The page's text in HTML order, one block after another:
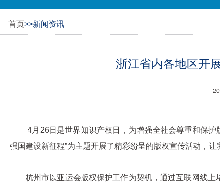
首页>>新闻资讯
浙江省内各地区开
4月26日是世界知识产权日，为增强全社会尊重和保
强国建设新征程”为主题开展了精彩纷呈的版权宣传活动，
杭州市以亚运会版权保护工作为契机，通过互联网线